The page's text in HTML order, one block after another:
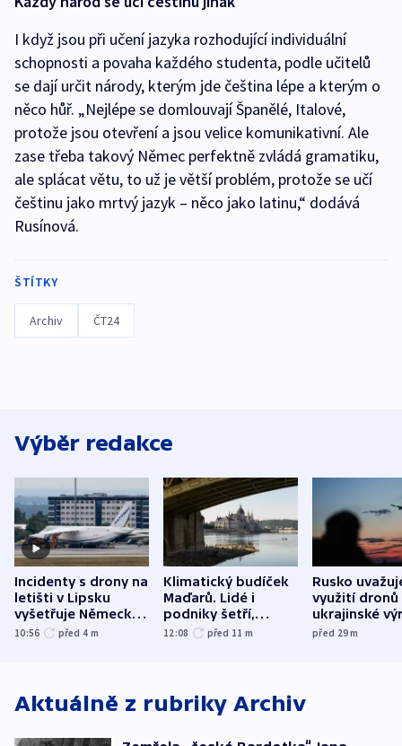
I když jsou při učení jazyka rozhodující individuální
schopnosti a povaha každého studenta, podle učitelů
se dají určit národy, kterým jde čeština lépe a kterým o
něco hůř. „Nejlépe se domlouvají Španělé, Italové,
protože jsou otevření a jsou velice komunikativní. Ale
zase třeba takový Němec perfektně zvládá gramatiku,
ale splácat větu, to už je větší problém, protože se učí
češtinu jako mrtvý jazyk – něco jako latinu,“ dodává
Rusínová.
ŠTÍTKY
Archiv ČT24
Výběr redakce
Incidenty s drony na
letišti v Lipsku
vyšetřuje Německo
jako úmyslný pokus
10:56 před 4 m
Klimatický budíček
Maďarů. Lidé i
podniky šetří,
omezuje se doprava
12:08 před 11 m
Rusko
využití dronů
ukrajinské
útokům v
před 29m
Aktuálně z rubriky Archiv